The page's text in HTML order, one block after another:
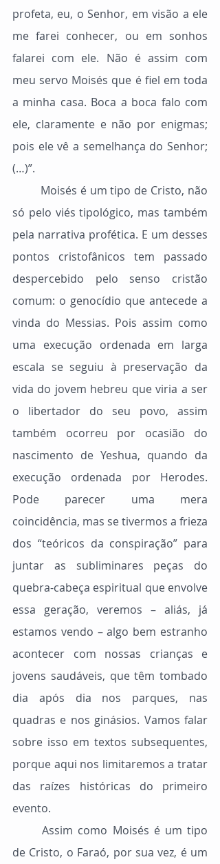
profeta, eu, o Senhor, em visão a ele
me farei conhecer, ou em sonhos
falarei com ele. Não é assim com
meu servo Moisés que é fiel em toda
a minha casa. Boca a boca falo com
ele, claramente e não por enigmas;
pois ele vê a semelhança do Senhor;
(…)”.
só pelo viés tipológico, mas também
pela narrativa profética. E um desses
pontos cristofânicos tem passado
despercebido pelo senso cristão
comum: o genocídio que antecede a
vinda do Messias. Pois assim como
uma execução ordenada em larga
escala se seguiu à preservação da
vida do jovem hebreu que viria a ser
o libertador do seu povo, assim
também ocorreu por ocasião do
nascimento de Yeshua, quando da
execução ordenada por Herodes.
Pode parecer uma mera
coincidência, mas se tivermos a frieza
dos “teóricos da conspiração” para
juntar as subliminares peças do
quebra-cabeça espiritual que envolve
essa geração, veremos – aliás, já
estamos vendo – algo bem estranho
acontecer com nossas crianças e
jovens saudáveis, que têm tombado
dia após dia nos parques, nas
quadras e nos ginásios. Vamos falar
sobre isso em textos subsequentes,
porque aqui nos limitaremos a tratar
das raízes históricas do primeiro
evento.
	Assim como Moisés é um tipo
de Cristo, o Faraó, por sua vez, é um